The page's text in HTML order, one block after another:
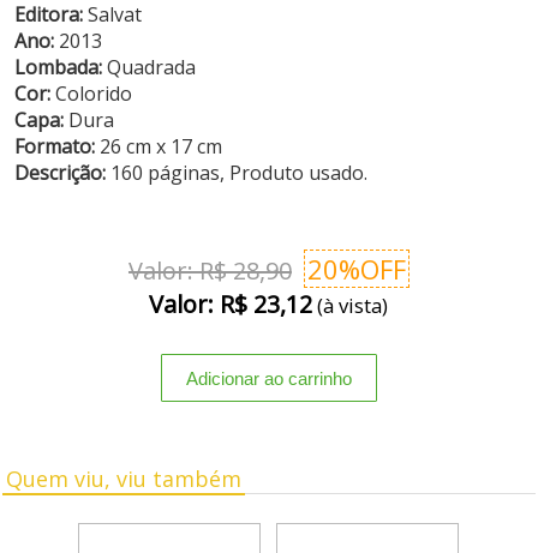
Editora:Salvat
Ano: 2013
Lombada:Quadrada
Cor:Colorido
Capa: Dura
Formato: 26 cm x 17 cm
Descrição: 160 páginas, Produto usado.
Valor: R$ 28,90 20%OFF
Valor: R$ 23,12(à vista)
Quem viu, viu também